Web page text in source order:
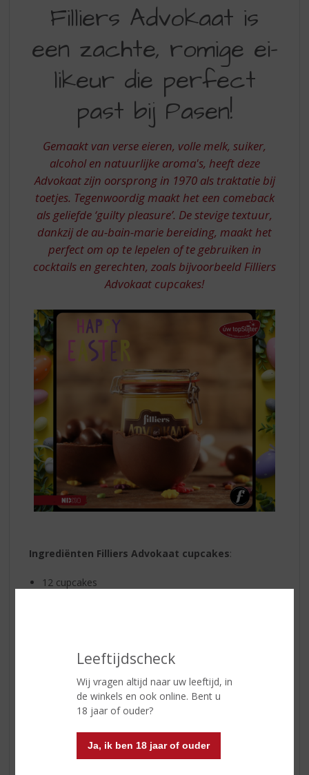
Leeftijdscheck
Wij vragen altijd naar uw leeftijd, in
de winkels en ook online. Bent u
18 jaar of ouder?
Ja, ik ben 18 jaar of ouder
ADVOKAAT
IS
EEN
ZACHTE
ROMIGE
LIKEUR
DIE
PERFECT
PAST
BIJ
PASEN
Filliers Advokaat is
een zachte, romige ei-
likeur die perfect
past bij Pasen!
Gemaakt van verse eieren, volle melk, suiker,
alcohol en natuurlijke aroma's, heeft deze
Advokaat zijn oorsprong in 1970 als traktatie bij
toetjes. Tegenwoordig maakt het een comeback
als geliefde ‘guilty pleasure’. De stevige textuur,
dankzij de au-bain-marie bereiding, maakt het
perfect om op te lepelen of te gebruiken in
cocktails en gerechten, zoals bijvoorbeeld Filliers
Advokaat cupcakes!
Ingrediënten Filliers Advokaat cupcakes:
12 cupcakes
75 gr poedersuiker
1 theelepel vanille extract